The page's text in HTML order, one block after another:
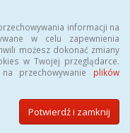
informacji na
w celu zapewnienia
możesz dokonać zmiany
w Twojej przeglądarce.
przechowywanie plików
Potwierdź i zamknij
PUBLICZNEJ
Opola